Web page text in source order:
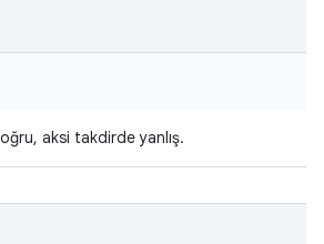
aksi takdirde yanlış.